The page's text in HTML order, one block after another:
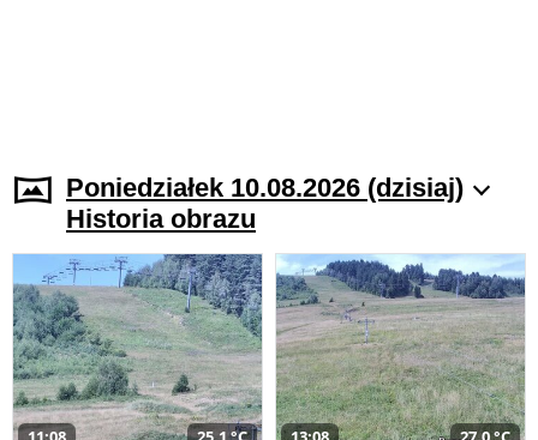
Poniedziałek 10.08.2026 (dzisiaj)
Historia obrazu